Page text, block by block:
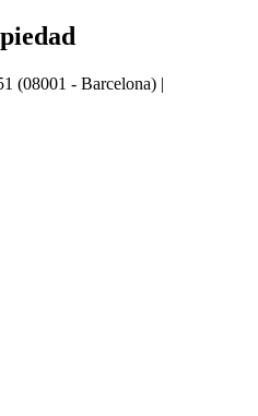
(08001 - Barcelona) |